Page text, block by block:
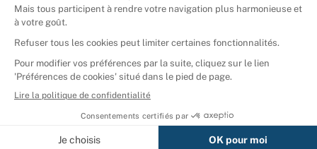
Afficher tous les résultats